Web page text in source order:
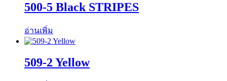
500-5 Black STRIPES
อ่านเพิ่ม
509-2 Yellow